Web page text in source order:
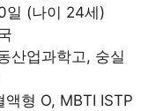
일 (나이 24세)
산업과학고, 숭실
형 O, MBTI ISTP